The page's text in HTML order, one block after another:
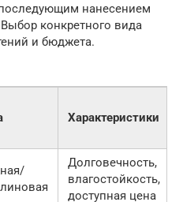
нанесением
конкретного вида
и бюджета.
Характеристики
Долговечность,
влагостойкость,
доступная цена